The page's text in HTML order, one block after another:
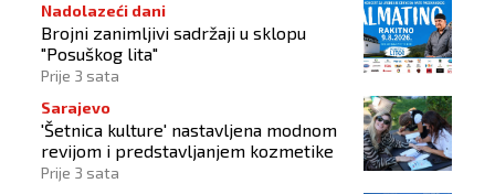
Nadolazeći dani
Brojni zanimljivi sadržaji u sklopu
"Posuškog lita"
Prije 3 sata
Sarajevo
'Šetnica kulture' nastavljena modnom
revijom i predstavljanjem kozmetike
Prije 3 sata